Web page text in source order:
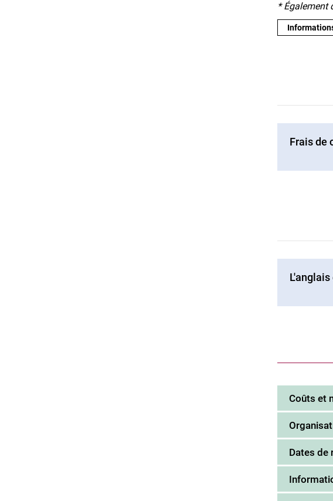
* Également
Frais de
Coûts et
Dates de